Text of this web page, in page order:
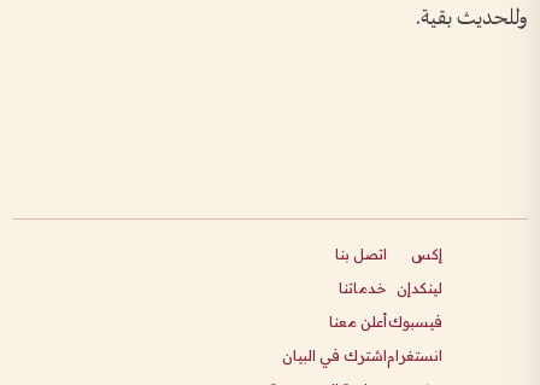
وللحديث بقية.
إكس
لينكدإن
فيسبوك
انستغرام
اتصل بنا
خدماتنا
أعلن معنا
اشترك في البيان